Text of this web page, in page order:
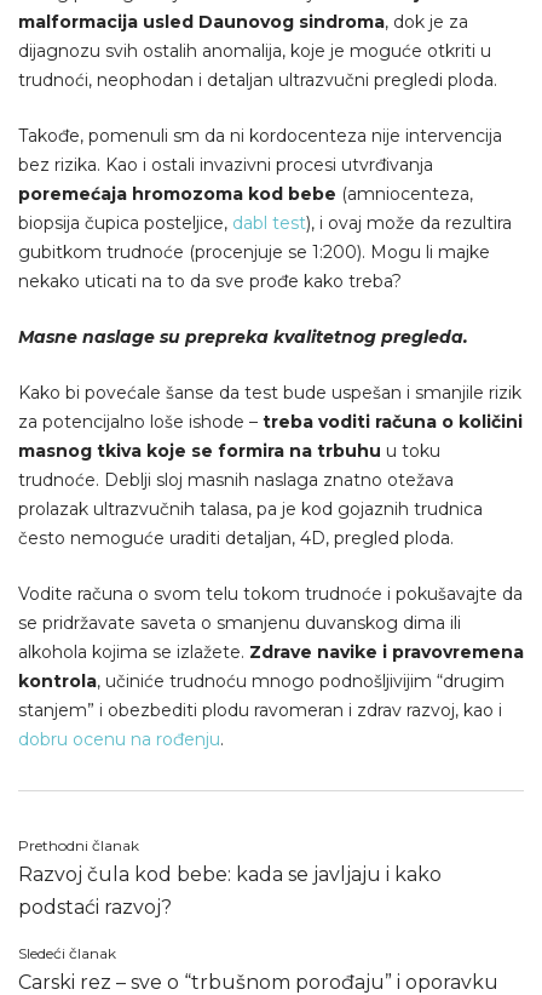
malformacija usled Daunovog sindroma, dok je za
dijagnozu svih ostalih anomalija, koje je moguće otkriti u
trudnoći, neophodan i detaljan ultrazvučni pregledi ploda.
Takođe, pomenuli sm da ni kordocenteza nije intervencija
bez rizika. Kao i ostali invazivni procesi utvrđivanja
poremećaja hromozoma kod bebe (amniocenteza,
biopsija čupica posteljice, dabl test), i ovaj može da rezultira
gubitkom trudnoće (procenjuje se 1:200). Mogu li majke
nekako uticati na to da sve prođe kako treba?
Masne naslage su prepreka kvalitetnog pregleda.
Kako bi povećale šanse da test bude uspešan i smanjile rizik
za potencijalno loše ishode – treba voditi računa o količini
masnog tkiva koje se formira na trbuhu u toku
trudnoće. Deblji sloj masnih naslaga znatno otežava
prolazak ultrazvučnih talasa, pa je kod gojaznih trudnica
često nemoguće uraditi detaljan, 4D, pregled ploda.
Vodite računa o svom telu tokom trudnoće i pokušavajte da
se pridržavate saveta o smanjenu duvanskog dima ili
alkohola kojima se izlažete. Zdrave navike i pravovremena
kontrola, učiniće trudnoću mnogo podnošljivijim “drugim
stanjem” i obezbediti plodu ravomeran i zdrav razvoj, kao i
dobru ocenu na rođenju.
Kretanje
članka
Prethodni članak
Razvoj čula kod bebe: kada se javljaju i kako
podstaći razvoj?
Sledeći članak
Carski rez – sve o “trbušnom porođaju” i oporavku